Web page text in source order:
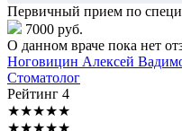
Первичный прием по
7000 руб.
О данном враче пока нет
Ноговицин Алексей
Стоматолог
Рейтинг 4
★★★★★
★★★★★